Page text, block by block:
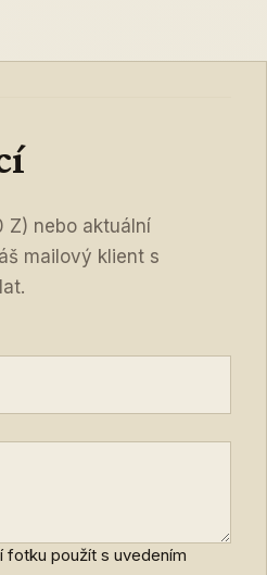
Z) nebo aktuální
mailový klient s
fotku použít s uvedením